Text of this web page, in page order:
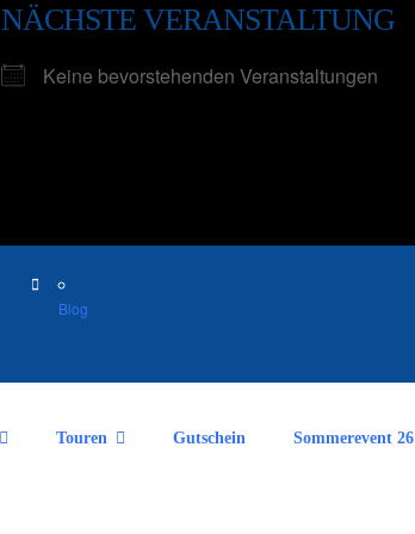
NÄCHSTE VERANSTALTUNG
Keine bevorstehenden Veranstaltungen
Blog
Touren Gutschein Sommerevent 26